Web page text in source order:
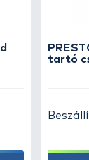
egyaránt
rakós botos
tartó